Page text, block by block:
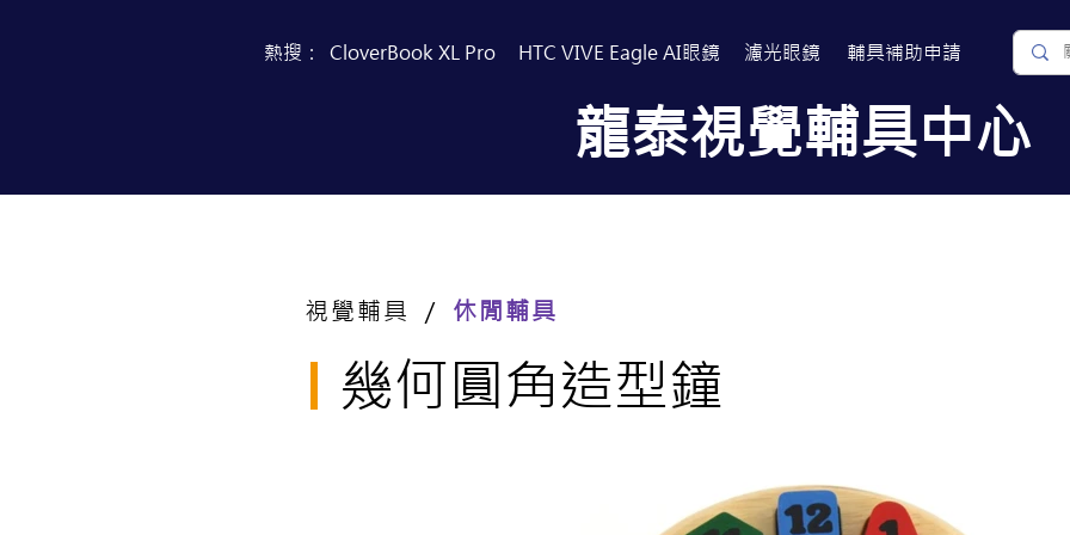
CloverBook XL Pro
熱搜： HTC VIVE Eagle AI眼鏡 濾光眼鏡 ​輔具補助申請
​龍泰視覺輔具中心
視覺輔具 ／ 休閒輔具
幾何圓角造型鐘